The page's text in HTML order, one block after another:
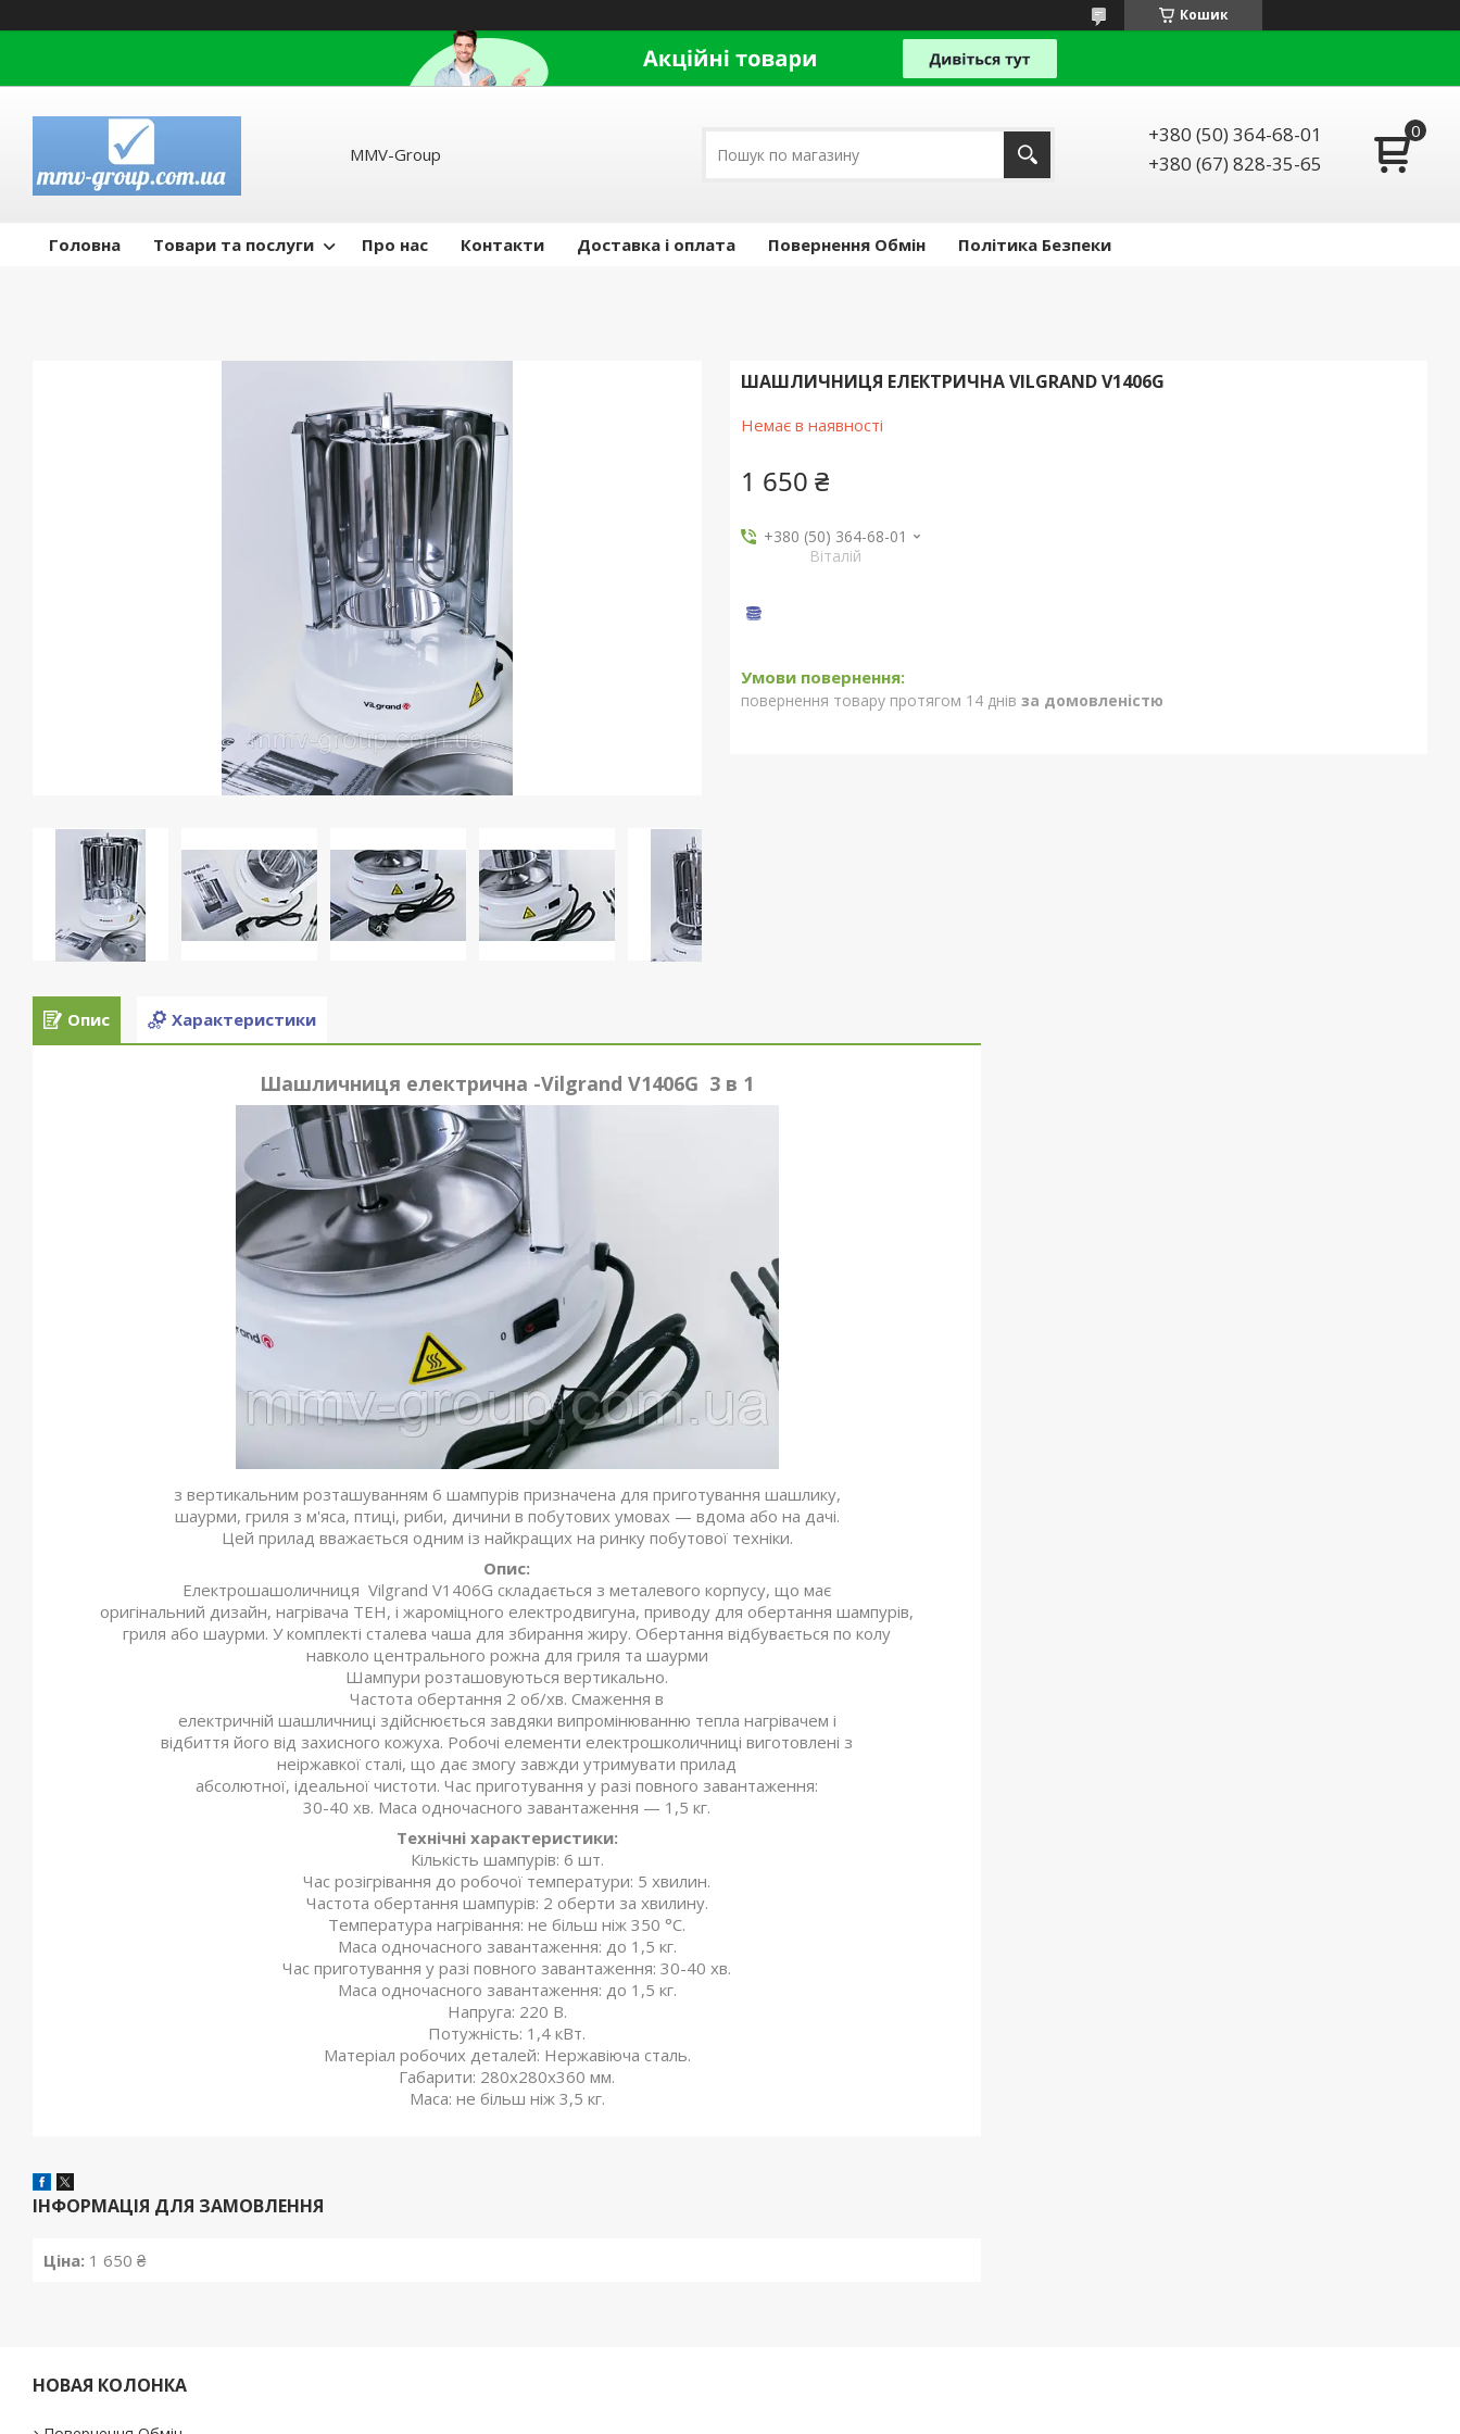
Кошик
MMV-Group
+380 (50) 364-68-01
+380 (67) 828-35-65
Головна Товари та послуги Про нас Контакти Доставка і оплата Повернення Обмін Політика Безпеки
ШАШЛИЧНИЦЯ ЕЛЕКТРИЧНА VILGRAND V1406G
Немає в наявності
1 650 ₴
+380 (50) 364-68-01
Віталій
повернення товару протягом 14 днів за домовленістю
Опис Характеристики
Шашличниця електрична -Vilgrand V1406G 3 в 1
з вертикальним розташуванням 6 шампурів призначена для приготування шашлику,
шаурми, гриля з м'яса, птиці, риби, дичини в побутових умовах — вдома або на дачі.
Цей прилад вважається одним із найкращих на ринку побутової техніки.
Опис:
Електрошашоличниця Vilgrand V1406G складається з металевого корпусу, що має
оригінальний дизайн, нагрівача ТЕН, і жароміцного електродвигуна, приводу для обертання шампурів,
гриля або шаурми. У комплекті сталева чаша для збирання жиру. Обертання відбувається по колу
навколо центрального рожна для гриля та шаурми
Шампури розташовуються вертикально.
Частота обертання 2 об/хв. Смаження в
електричній шашличниці здійснюється завдяки випромінюванню тепла нагрівачем і
відбиття його від захисного кожуха. Робочі елементи електрошколичниці виготовлені з
неіржавкої сталі, що дає змогу завжди утримувати прилад
абсолютної, ідеальної чистоти. Час приготування у разі повного завантаження:
30-40 хв. Маса одночасного завантаження — 1,5 кг.
Технічні характеристики:
Кількість шампурів: 6 шт.
Час розігрівання до робочої температури: 5 хвилин.
Частота обертання шампурів: 2 оберти за хвилину.
Температура нагрівання: не більш ніж 350 °C.
Маса одночасного завантаження: до 1,5 кг.
Час приготування у разі повного завантаження: 30-40 хв.
Маса одночасного завантаження: до 1,5 кг.
Напруга: 220 В.
Потужність: 1,4 кВт.
Матеріал робочих деталей: Нержавіюча сталь.
Габарити: 280х280х360 мм.
Маса: не більш ніж 3,5 кг.
ІНФОРМАЦІЯ ДЛЯ ЗАМОВЛЕННЯ
Ціна: 1 650 ₴
НОВАЯ КОЛОНКА